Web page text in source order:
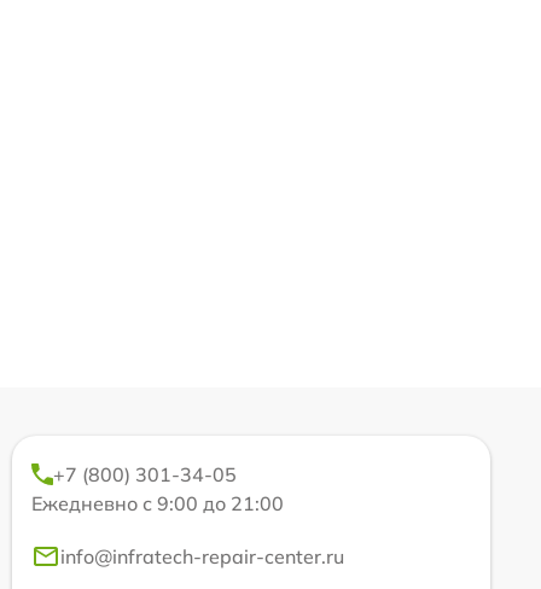
+7 (800) 301-34-05
Ежедневно с 9:00 до 21:00
info@infratech-repair-center.ru